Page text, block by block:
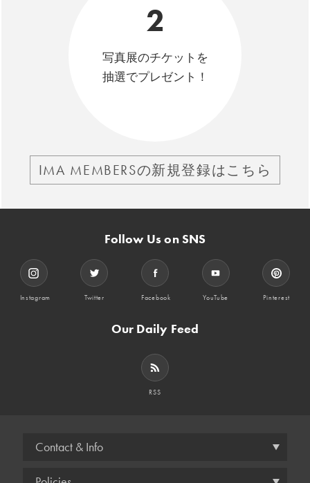
2
写真展のチケットを
抽選でプレゼント！
IMA MEMBERSの新規登録はこちら
Follow Us on SNS
Instagram Twitter Facebook YouTube Pinterest
Our Daily Feed
RSS
Contact & Info